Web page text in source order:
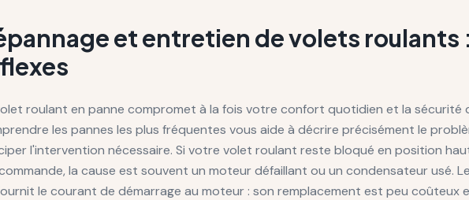
et entretien de volets roulants
roulant en panne compromet à la fois votre confort quotidien et la sécurité
les pannes les plus fréquentes vous aide à décrire précisément le
l'intervention nécessaire. Si votre volet roulant reste bloqué en position
la cause est souvent un moteur défaillant ou un condensateur usé.
le courant de démarrage au moteur : son remplacement est peu coûteux